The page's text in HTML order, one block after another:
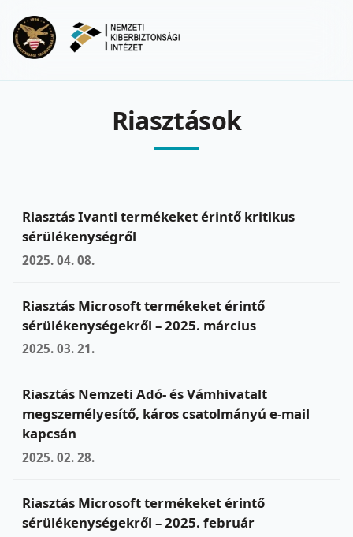
Riasztások
Riasztás Ivanti termékeket érintő kritikus
sérülékenységről
2025. 04. 08.
Riasztás Microsoft termékeket érintő
sérülékenységekről – 2025. március
2025. 03. 21.
Riasztás Nemzeti Adó- és Vámhivatalt
megszemélyesítő, káros csatolmányú e-mail
kapcsán
2025. 02. 28.
Riasztás Microsoft termékeket érintő
sérülékenységekről – 2025. február